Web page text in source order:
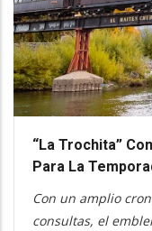
“La Trochita”
Para La
Con un amplio
consultas, el